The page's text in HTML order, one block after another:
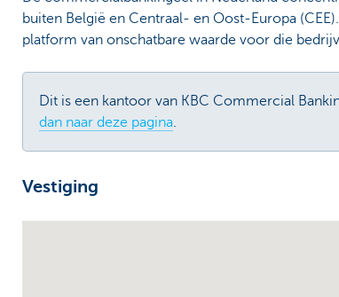
buiten België en Centraal- en Oost-Europa
platform van onschatbare waarde voor die
Dit is een kantoor van KBC Commercial
dan naar deze pagina.
Vestiging